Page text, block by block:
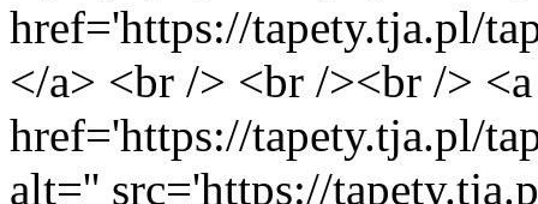
href='https://tapety.tja.pl/
</a> <br /> <br /><br /> <a
href='https://tapety.tja.pl/
alt='' src='https://